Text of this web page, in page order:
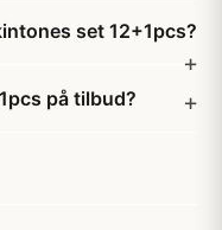
set 12+1pcs?
på tilbud?